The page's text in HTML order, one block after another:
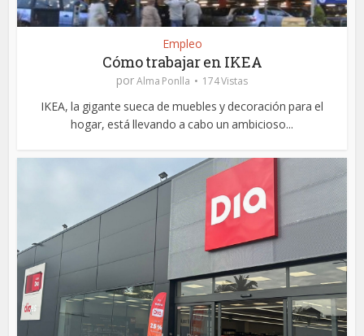
Empleo
Cómo trabajar en IKEA
porAlma Ponlla 174 Vistas
IKEA, la gigante sueca de muebles y decoración para el
hogar, está llevando a cabo un ambicioso...